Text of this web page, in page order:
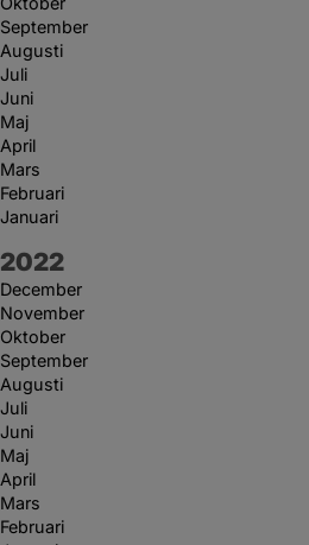
September
Augusti
Juli
Juni
Maj
April
Mars
Februari
Januari
År:
2022
December
November
Oktober
September
Augusti
Juli
Juni
Maj
April
Mars
Februari